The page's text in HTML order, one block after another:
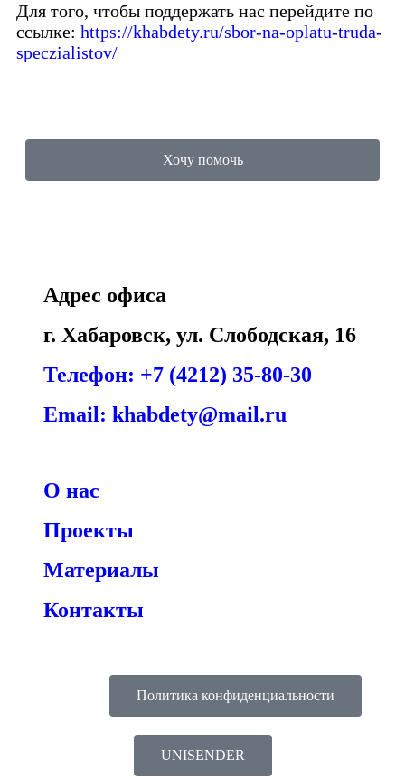
Для того, чтобы поддержать нас перейдите по
ссылке: https://khabdety.ru/sbor-na-oplatu-truda-
speczialistov/
Хочу помочь
Адрес офиса
г. Хабаровск, ул. Слободская, 16
Телефон: +7 (4212) 35-80-30
Email: khabdety@mail.ru
О нас
Проекты
Материалы
Контакты
Политика конфиденциальности
UNISENDER